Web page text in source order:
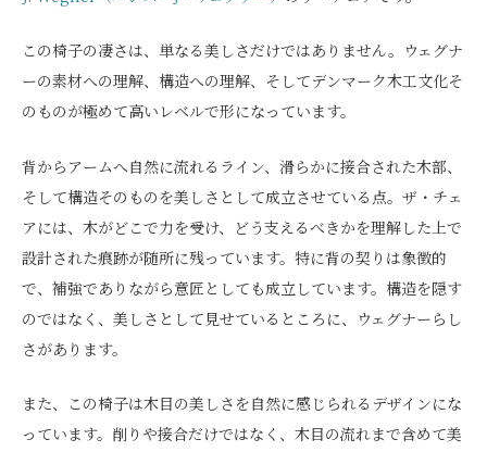
この椅子の凄さは、単なる美しさだけではありません。ウェグナ
ーの素材への理解、構造への理解、そしてデンマーク木工文化そ
のものが極めて高いレベルで形になっています。
背からアームへ自然に流れるライン、滑らかに接合された木部、
そして構造そのものを美しさとして成立させている点。ザ・チェ
アには、木がどこで力を受け、どう支えるべきかを理解した上で
設計された痕跡が随所に残っています。特に背の契りは象徴的
で、補強でありながら意匠としても成立しています。構造を隠す
のではなく、美しさとして見せているところに、ウェグナーらし
さがあります。
また、この椅子は木目の美しさを自然に感じられるデザインにな
っています。削りや接合だけではなく、木目の流れまで含めて美